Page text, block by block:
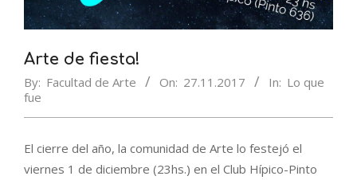
Arte de fiesta!
By: Facultad de Arte On: 27.11.2017 In: Lo que
fue
El cierre del año, la comunidad de Arte lo festejó el
viernes 1 de diciembre (23hs.) en el Club Hípico-Pinto